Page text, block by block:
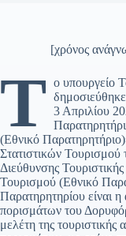
[χρόνος
Τ ο υπουργείο
3 Απριλίου
(Εθνικό
Στατιστικών Τουρισμού
Διεύθυνσης
Τουρισμού (Εθνικό
Παρατηρητηρίου είναι η
πορισμάτων του
μελέτη της